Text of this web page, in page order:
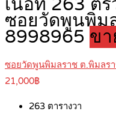
เนื้อที่ 263 ต
ซอยวัดพูนพิม
8998965 ขา
ซอยวัดพูนพิมลราช ต.พิมลร
21,000฿
263 ตารางวา